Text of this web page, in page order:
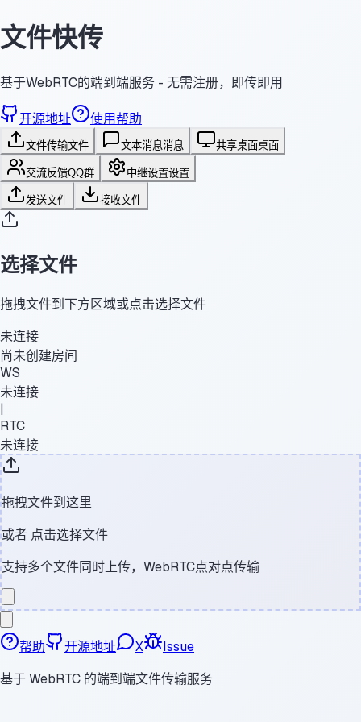
文件快传
基于WebRTC的端到端服务 - 无需注册，即传即用
开源地址 使用帮助
文件传输文件 文本消息消息 共享桌面桌面
交流反馈QQ群 中继设置设置
发送文件 接收文件
选择文件
拖拽文件到下方区域或点击选择文件
未连接
尚未创建房间
WS
未连接
|
RTC
未连接
拖拽文件到这里
或者 点击选择文件
支持多个文件同时上传，WebRTC点对点传输
帮助 开源地址 X
Issue
基于 WebRTC 的端到端文件传输服务